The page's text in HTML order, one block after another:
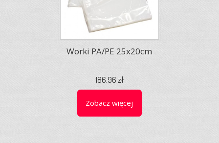
Worki PA/PE 25x20cm
186,96 zł
Zobacz więcej